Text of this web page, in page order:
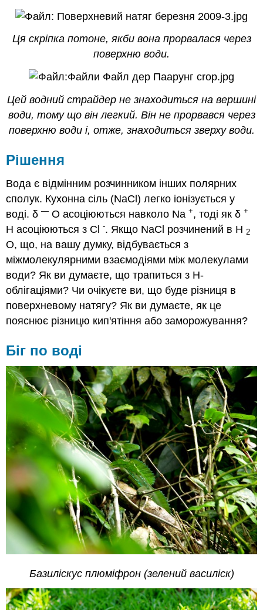
Ця скріпка потоне, якби вона прорвалася через
поверхню води.
Цей водний страйдер не знаходиться на вершині
води, тому що він легкий. Він не прорвався через
поверхню води і, отже, знаходиться зверху води.
Рішення
Вода є відмінним розчинником інших полярних
сполук. Кухонна сіль (NaCl) легко іонізується у
воді. δ— O асоціюються навколо Na+, тоді як δ+
H асоціюються з Cl-. Якщо NaCl розчинений в H 2
O, що, на вашу думку, відбувається з
міжмолекулярними взаємодіями між молекулами
води? Як ви думаєте, що трапиться з H-
облігаціями? Чи очікуєте ви, що буде різниця в
поверхневому натягу? Як ви думаєте, як це
пояснює різницю кип'ятіння або заморожування?
Біг по воді
Базиліскус плюміфрон (зелений василіск)